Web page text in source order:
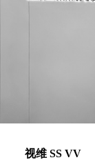
视维 SS VV